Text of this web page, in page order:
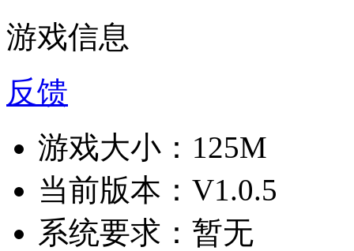
游戏信息
反馈
游戏大小： 125M
当前版本： V1.0.5
系统要求： 暂无